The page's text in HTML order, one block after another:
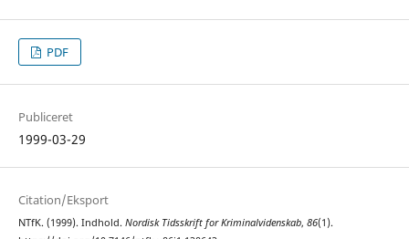
PDF
Publiceret
1999-03-29
Citation/Eksport
NTfK. (1999). Indhold. Nordisk Tidsskrift for Kriminalvidenskab, 86(1).